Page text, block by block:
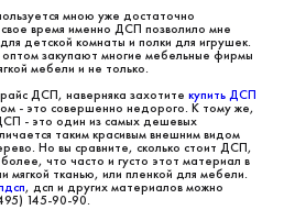
мною уже достаточно
время именно ДСП позволило мне
детской комнаты и полки для игрушек.
закупают многие мебельные фирмы
мебели и не только.
ДСП, наверняка захотите купить ДСП
- это совершенно недорого. К тому же,
- это один из самых дешевых
таким красивым внешним видом
Но вы сравните, сколько стоит ДСП,
что часто и густо этот материал в
мягкой тканью, или пленкой для мебели.
, дсп и других материалов можно
145-90-90.